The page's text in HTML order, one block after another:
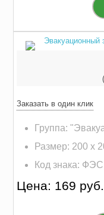
Заказать в один клик
Группа:
Размер: 200 х
Код знака:
Цена: 169 руб.